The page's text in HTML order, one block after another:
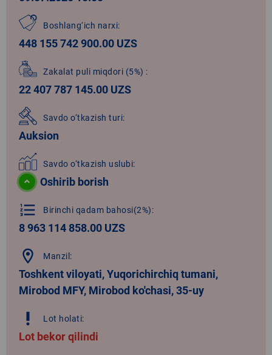
Boshlang‘ich narxi:
448 155 742 900.00 UZS
Zakalat puli miqdori (5%) :
22 407 787 145.00 UZS
Savdo o‘tkazish turi:
Auksion
Savdo o‘tkazish uslubi:
Oshirib borish
format_list_numbered Birinchi qadam bahosi(2%):
8 963 114 858.00 UZS
location_on Manzil:
Toshkent viloyati, Yuqorichirchiq tumani,
Mirobod MFY, Mirobod ko'chasi, 35-uy
priority_high Lot holati:
Lot bekor qilindi